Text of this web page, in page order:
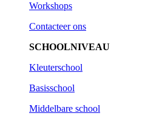
Workshops
Contacteer ons
SCHOOLNIVEAU
Kleuterschool
Basisschool
Middelbare school